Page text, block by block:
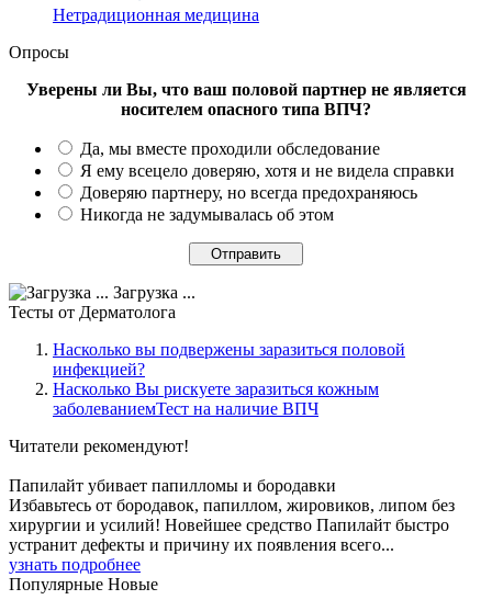
Нетрадиционная медицина
Опросы
Уверены ли Вы, что ваш половой партнер не является
носителем опасного типа ВПЧ?
Да, мы вместе проходили обследование
Я ему всецело доверяю, хотя и не видела справки
Доверяю партнеру, но всегда предохраняюсь
Никогда не задумывалась об этом
Загрузка ...
Тесты от Дерматолога
Насколько вы подвержены заразиться половой
инфекцией?
Насколько Вы рискуете заразиться кожным
заболеваниемТест на наличие ВПЧ
Читатели рекомендуют!
Папилайт убивает папилломы и бородавки
Избавьтесь от бородавок, папиллом, жировиков, липом без
хирургии и усилий! Новейшее средство Папилайт быстро
устранит дефекты и причину их появления всего...
узнать подробнее
Популярные Новые